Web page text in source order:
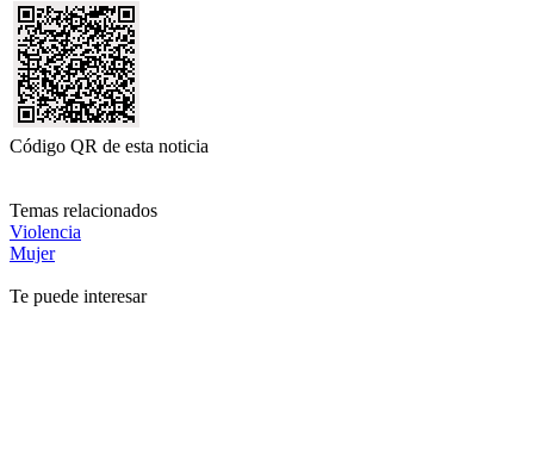
Código QR de esta noticia
Temas relacionados
Violencia
Mujer
Te puede interesar